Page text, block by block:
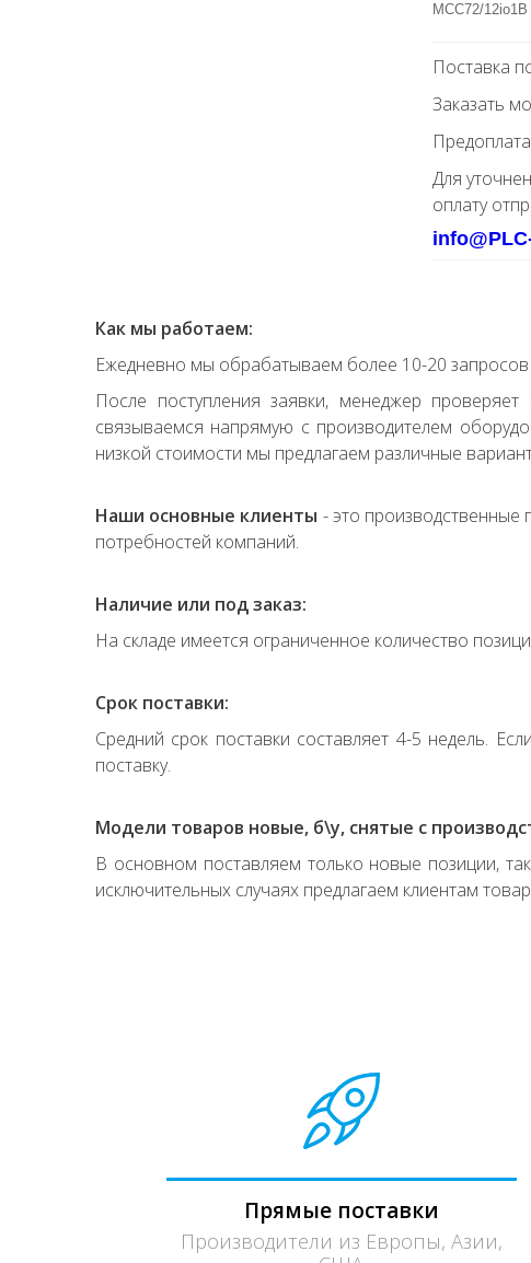
MCC72/
Поставка
Заказать
Для
оплату
Как мы работаем:
Ежедневно мы обрабатываем более 10-20 запросов
После поступления заявки, менеджер
связываемся напрямую с производителем
низкой стоимости мы предлагаем различные
Наши основные клиенты - это производственные
потребностей компаний.
Наличие или под заказ:
На складе имеется ограниченное количество
Срок поставки:
Средний срок поставки составляет 4-5 недель.
поставку.
Модели товаров новые, б\у, снятые с
В основном поставляем только новые позиции,
исключительных случаях предлагаем клиентам
Прямые поставки
Производители из Европы, Азии,